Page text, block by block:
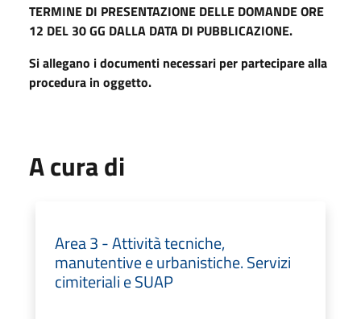
TERMINE DI PRESENTAZIONE DELLE DOMANDE ORE
12 DEL 30 GG DALLA DATA DI PUBBLICAZIONE.
Si allegano i documenti necessari per partecipare alla
procedura in oggetto.
A cura di
Area 3 - Attività tecniche,
manutentive e urbanistiche. Servizi
cimiteriali e SUAP